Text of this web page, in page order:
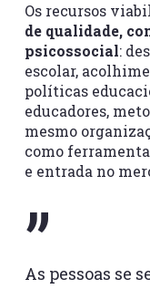
Os recursos
de qualidade,
psicossocial:
escolar,
políticas
educadores,
mesmo
como
e entrada no
”
As pessoas se